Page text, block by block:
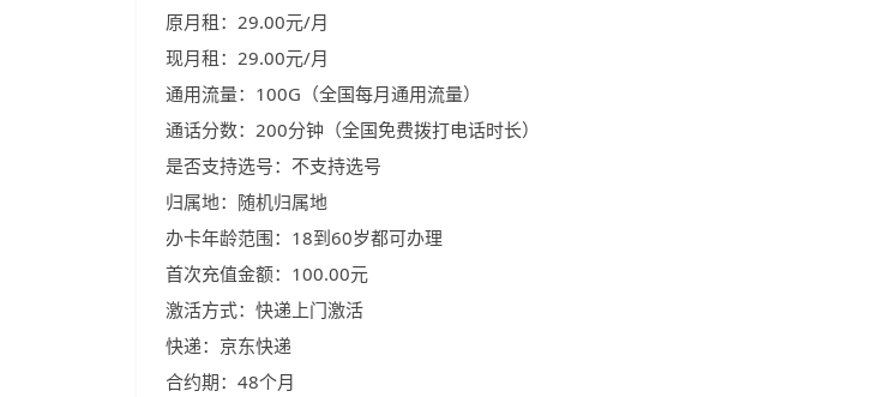
原月租：29.00元/月
现月租：29.00元/月
通用流量：100G（全国每月通用流量）
通话分数：200分钟（全国免费拨打电话时长）
是否支持选号：不支持选号
归属地：随机归属地
办卡年龄范围：18到60岁都可办理
首次充值金额：100.00元
激活方式：快递上门激活
快递：京东快递
合约期：48个月